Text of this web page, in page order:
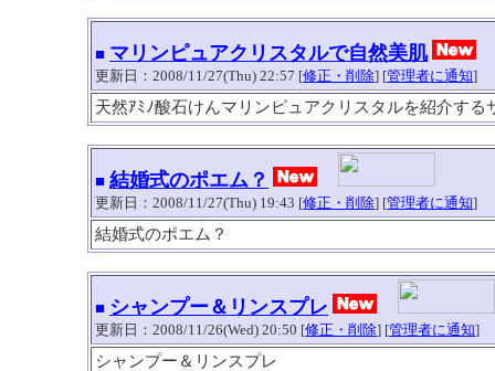
■ マリンピュアクリスタルで自然美肌
更新日：2008/11/27(Thu) 22:57 [修正・削除] [管理者に通知]
天然ｱﾐﾉ酸石けんマリンピュアクリスタルを紹介する
■ 結婚式のポエム？
更新日：2008/11/27(Thu) 19:43 [修正・削除] [管理者に通知]
結婚式のポエム？
■ シャンプー＆リンスプレ
更新日：2008/11/26(Wed) 20:50 [修正・削除] [管理者に通知]
シャンプー＆リンスプレ